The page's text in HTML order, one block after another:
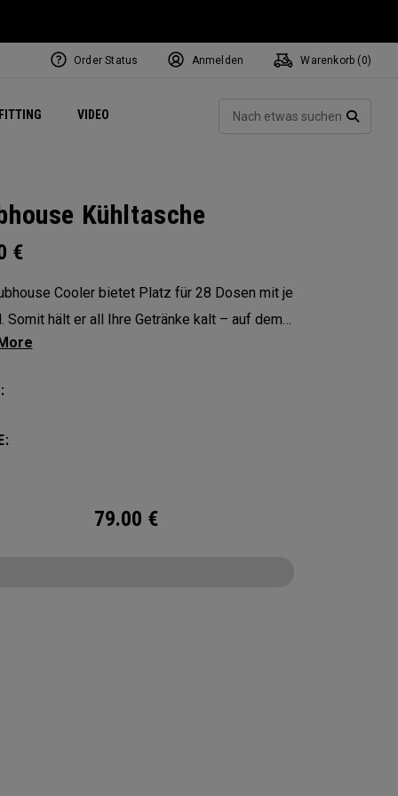
VIDEO Exclusive Mavrik Complete Sets
Exklusiv - Golfbälle
Women's Golf Balls
Exklusiv - Zubehör
Regional Performance Centers
Order Status Anmelden Warenkorb ( 0)
Kühltasche
€
Cooler bietet Platz für 28 Dosen mit je
Somit hält er all Ihre Getränke kalt – auf dem
und außerhalb. Das faltbare Design
für maximale Kühlung sorgt.
79.00 €